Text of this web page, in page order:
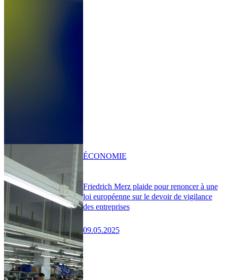
Friedrich Merz plaide pour renoncer à une
loi européenne sur le devoir de vigilance
des entreprises
09.05.2025
ÉCONOMIE